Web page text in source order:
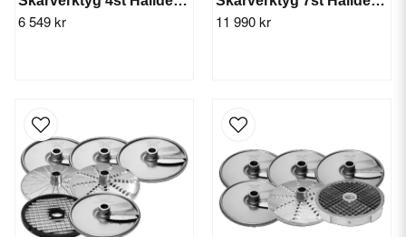
6 549 kr 11 990 kr